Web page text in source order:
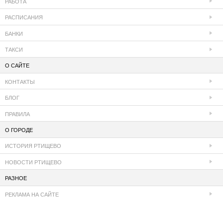
РАБОТА
РАСПИСАНИЯ
БАНКИ
ТАКСИ
О САЙТЕ
КОНТАКТЫ
БЛОГ
ПРАВИЛА
О ГОРОДЕ
ИСТОРИЯ РТИЩЕВО
НОВОСТИ РТИЩЕВО
РАЗНОЕ
РЕКЛАМА НА САЙТЕ